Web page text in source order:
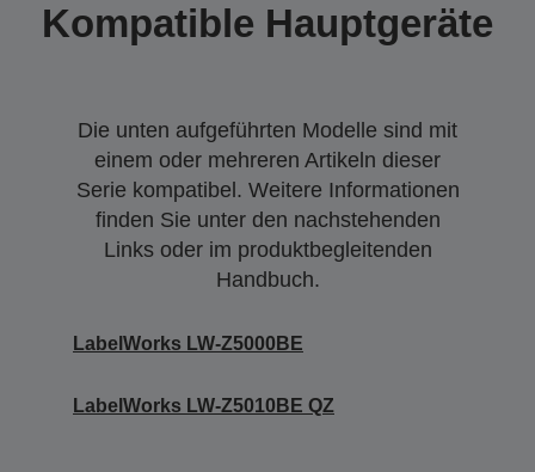
Kompatible Hauptgeräte
Die unten aufgeführten Modelle sind mit
einem oder mehreren Artikeln dieser
Serie kompatibel. Weitere Informationen
finden Sie unter den nachstehenden
Links oder im produktbegleitenden
Handbuch.
LabelWorks LW-Z5000BE
LabelWorks LW-Z5010BE QZ